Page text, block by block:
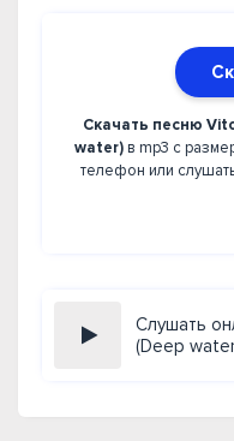
Скачать песню
water) в mp3 с
телефон или
Слушать
(Deep